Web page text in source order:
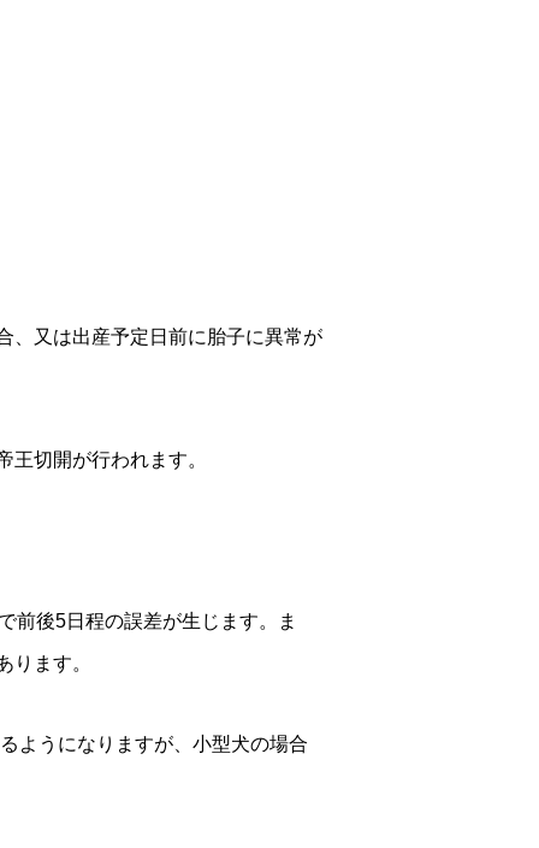
、又は出産予定日前に胎子に異常が
切開が行われます。
前後5日程の誤差が生じます。ま
ります。
ようになりますが、小型犬の場合